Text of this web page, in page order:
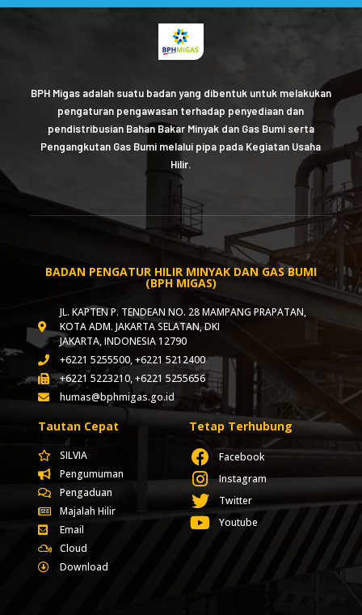
BPH Migas adalah suatu badan yang dibentuk untuk melakukan
pengaturan pengawasan terhadap penyediaan dan
pendistribusian Bahan Bakar Minyak dan Gas Bumi serta
Pengangkutan Gas Bumi melalui pipa pada Kegiatan Usaha
Hilir.
BADAN PENGATUR HILIR MINYAK DAN GAS BUMI
(BPH MIGAS)
JL. KAPTEN P. TENDEAN NO. 28 MAMPANG PRAPATAN,
KOTA ADM. JAKARTA SELATAN, DKI
JAKARTA, INDONESIA 12790
+6221 5255500, +6221 5212400
+6221 5223210, +6221 5255656
humas@bphmigas.go.id
Tautan Cepat
SILVIA
Pengumuman
Pengaduan
Majalah Hilir
Email
Cloud
Download
Tetap Terhubung
Facebook
Instagram
Twitter
Youtube